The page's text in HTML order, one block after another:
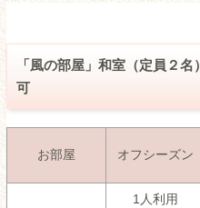
「風の部屋」和室（定員２
可
お部屋 オフシーズン
1人利用